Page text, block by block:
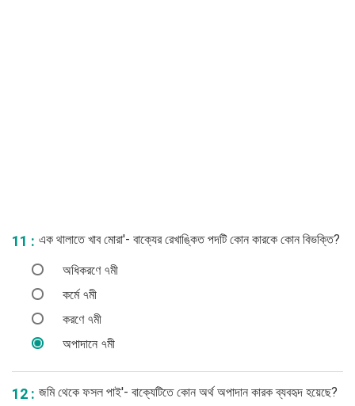
11 : এক থালাতে খাব মোরা'- বাক্যের রেখাঙ্কিত পদটি কোন কারকে কোন বিভক্তি?
অধিকরণে ৭মী
কর্মে ৭মী
করণে ৭মী
অপাদানে ৭মী
12 : জমি থেকে ফসল পাই'- বাক্যেটিতে কোন অর্থ অপাদান কারক ব্যবহৃদ হয়েছে?